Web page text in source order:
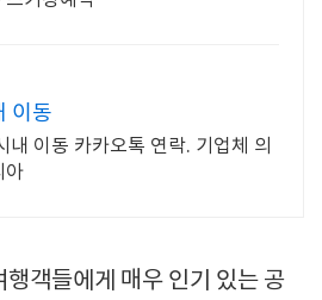
이동
내 이동 카카오톡 연락. 기업체 의
아
객들에게 매우 인기 있는 공